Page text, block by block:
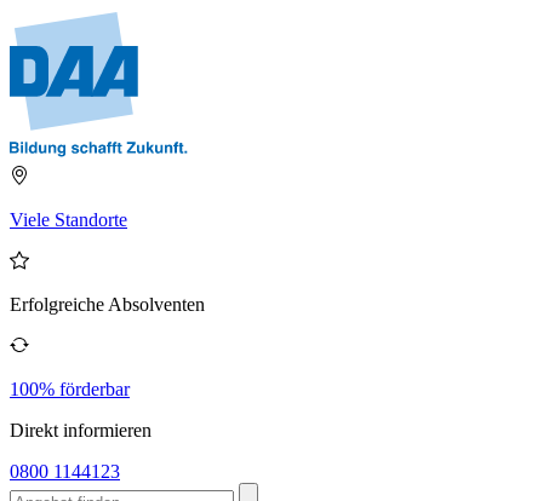
Viele Standorte
Erfolgreiche Absolventen
100% förderbar
Direkt informieren
0800 1144123